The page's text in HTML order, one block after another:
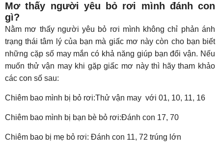
Mơ thấy người yêu bỏ rơi mình đánh con
gì?
Nằm mơ thấy người yêu bỏ rơi mình không chỉ phản ánh
trạng thái tâm lý của bạn mà giấc mơ này còn cho bạn biết
những cặp số may mắn có khả năng giúp bạn đổi vận. Nếu
muốn thử vận may khi gặp giấc mơ này thì hãy tham khảo
các con số sau:
Chiêm bao mình bị bỏ rơi:Thử vận may với 01, 10, 11, 16
Chiêm bao mình bị bạn bè bỏ rơi:Đánh con 17, 70
Chiêm bao bị mẹ bỏ rơi: Đánh con 11, 72 trúng lớn